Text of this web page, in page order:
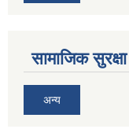
सामाजिक सुरक्षा
अन्य